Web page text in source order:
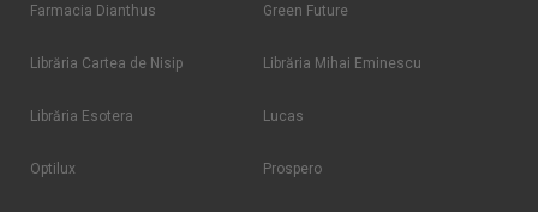
Farmacia Dianthus Green Future
Librăria Cartea de Nisip Librăria Mihai Eminescu
Librăria Esotera Lucas
Optilux Prospero